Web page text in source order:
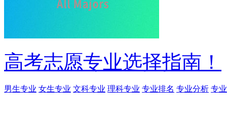
高考志愿专业选择指南！
男生专业 女生专业 文科专业 理科专业 专业排名 专业分析 专